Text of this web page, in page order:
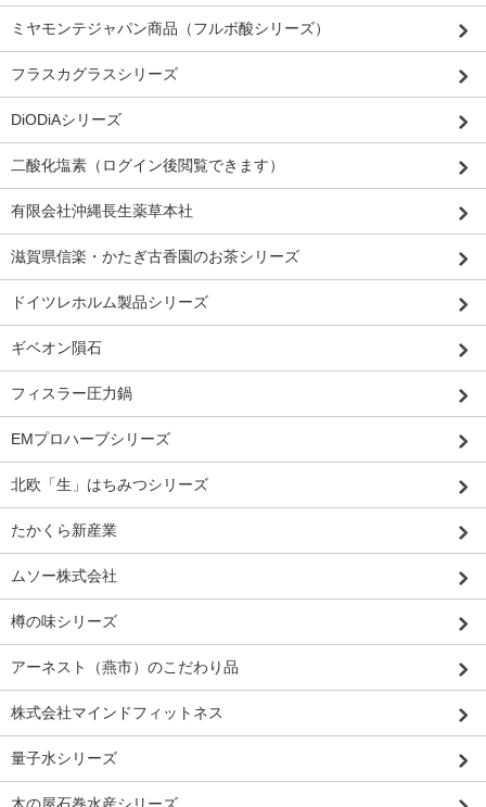
ミヤモンテジャパン商品（フルボ酸シリーズ）
フラスカグラスシリーズ
DiODiAシリーズ
二酸化塩素（ログイン後閲覧できます）
有限会社沖縄長生薬草本社
滋賀県信楽・かたぎ古香園のお茶シリーズ
ドイツレホルム製品シリーズ
ギベオン隕石
フィスラー圧力鍋
EMプロハーブシリーズ
北欧「生」はちみつシリーズ
たかくら新産業
ムソー株式会社
樽の味シリーズ
アーネスト（燕市）のこだわり品
株式会社マインドフィットネス
量子水シリーズ